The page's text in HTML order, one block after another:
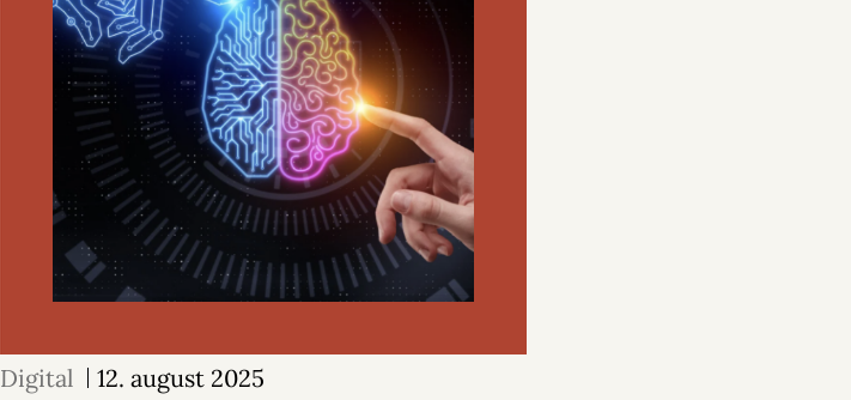
Digital 12. august 2025